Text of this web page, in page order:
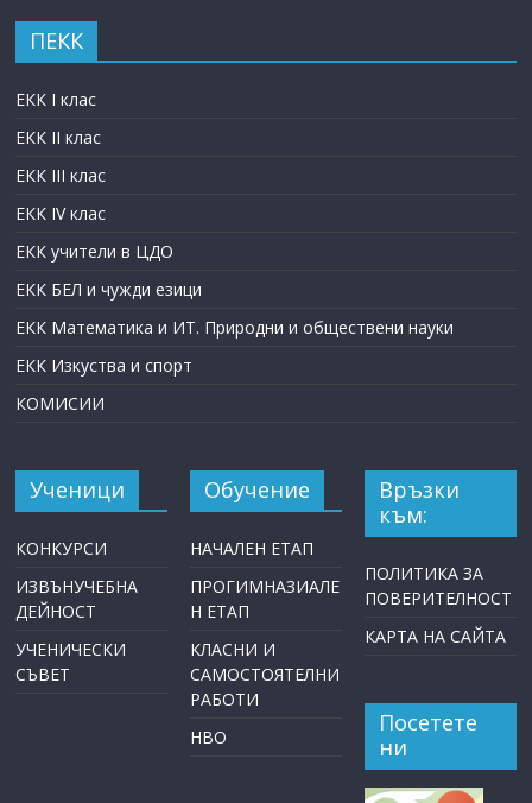
ПЕКК
ЕКК I клас
ЕКК II клас
ЕКК III клас
ЕКК IV клас
ЕКК учители в ЦДО
ЕКК БЕЛ и чужди езици
ЕКК Математика и ИТ. Природни и обществени науки
ЕКК Изкуства и спорт
КОМИСИИ
Ученици
КОНКУРСИ
ИЗВЪНУЧЕБНА
ДЕЙНОСТ
УЧЕНИЧЕСКИ
СЪВЕТ
Обучение
НАЧАЛЕН ЕТАП
ПРОГИМНАЗИАЛЕ
Н ЕТАП
КЛАСНИ И
САМОСТОЯТЕЛНИ
РАБОТИ
НВО
Връзки
към:
ПОЛИТИКА ЗА
ПОВЕРИТЕЛНОСТ
КАРТА НА САЙТА
Посетете
ни